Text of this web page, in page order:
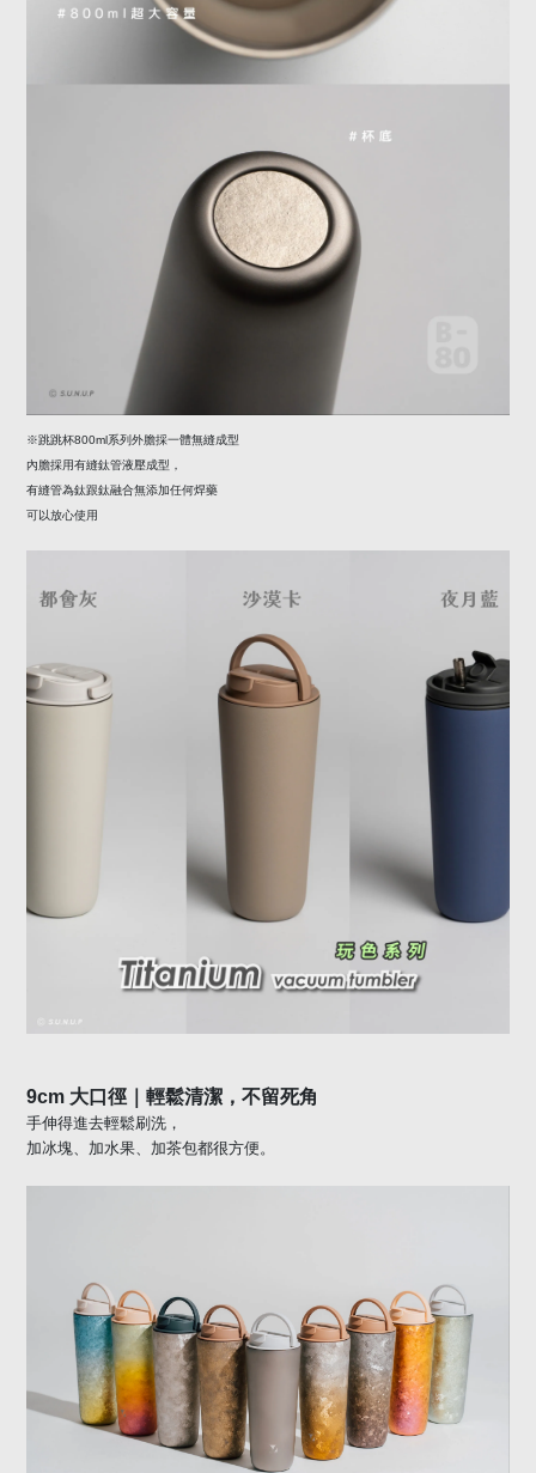
※跳跳杯800ml系列外膽採一體無縫成型
內膽採用有縫鈦管液壓成型，
有縫管為鈦跟鈦融合無添加任何焊藥
可以放心使用
9cm 大口徑｜輕鬆清潔，不留死角
手伸得進去輕鬆刷洗，
加冰塊、加水果、加茶包都很方便。